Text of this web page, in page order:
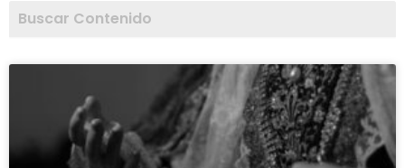
PagePagePagePage